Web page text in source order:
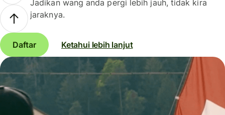
Jadikan wang anda pergi lebih jauh, tidak kira
jaraknya.
Daftar Ketahui lebih lanjut